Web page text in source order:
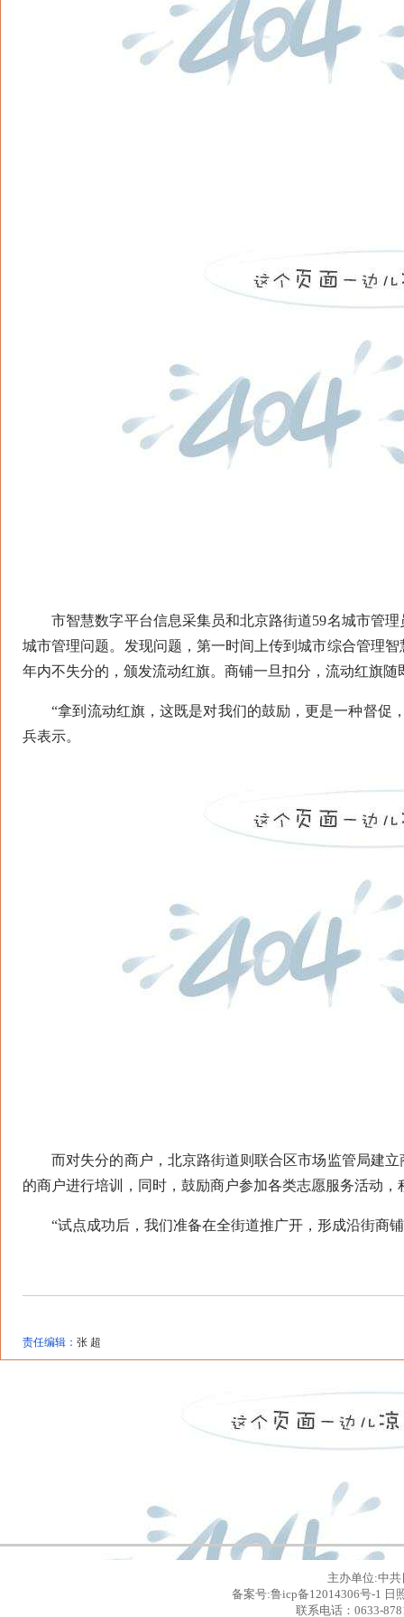
市智慧数字平台信息采集员和北京路街道59名城市管理
城市管理问题。发现问题，第一时间上传到城市综合管理
年内不失分的，颁发流动红旗。商铺一旦扣分，流动红旗随
“拿到流动红旗，这既是对我们的鼓励，更是一种督促
兵表示。
而对失分的商户，北京路街道则联合区市场监管局建立
的商户进行培训，同时，鼓励商户参加各类志愿服务活动
“试点成功后，我们准备在全街道推广开，形成沿街商
责任编辑： 张 超
主办单位:中
备案号:鲁icp备12014306号-1
联系电话：0633-